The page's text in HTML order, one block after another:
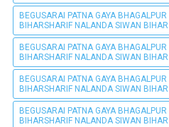
BEGUSARAI PATNA GAYA
BIHARSHARIF NALANDA SIWAN BIHAR
BEGUSARAI PATNA GAYA
BIHARSHARIF NALANDA SIWAN BIHAR
BEGUSARAI PATNA GAYA
BIHARSHARIF NALANDA SIWAN BIHAR
BEGUSARAI PATNA GAYA
BIHARSHARIF NALANDA SIWAN BIHAR